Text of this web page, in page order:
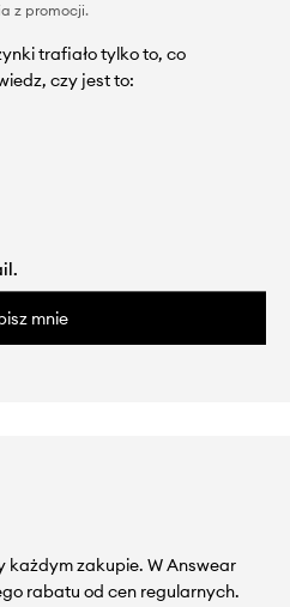
z promocji.
trafiało tylko to, co
czy jest to:
mnie
każdym zakupie. W Answear
rabatu od cen regularnych.